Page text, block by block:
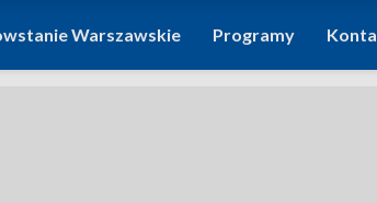
Warszawskie Programy